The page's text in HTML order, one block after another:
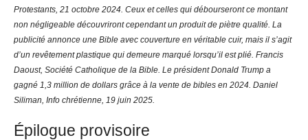
Protestants, 21 octobre 2024. Ceux et celles qui débourseront ce montant
non négligeable découvriront cependant un produit de piètre qualité. La
publicité annonce une Bible avec couverture en véritable cuir, mais il s’agit
d’un revêtement plastique qui demeure marqué lorsqu’il est plié. Francis
Daoust, Société Catholique de la Bible. Le président Donald Trump a
gagné 1,3 million de dollars grâce à la vente de bibles en 2024. Daniel
Siliman, Info chrétienne, 19 juin 2025.
Épilogue provisoire